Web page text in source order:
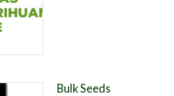
Bulk Seeds